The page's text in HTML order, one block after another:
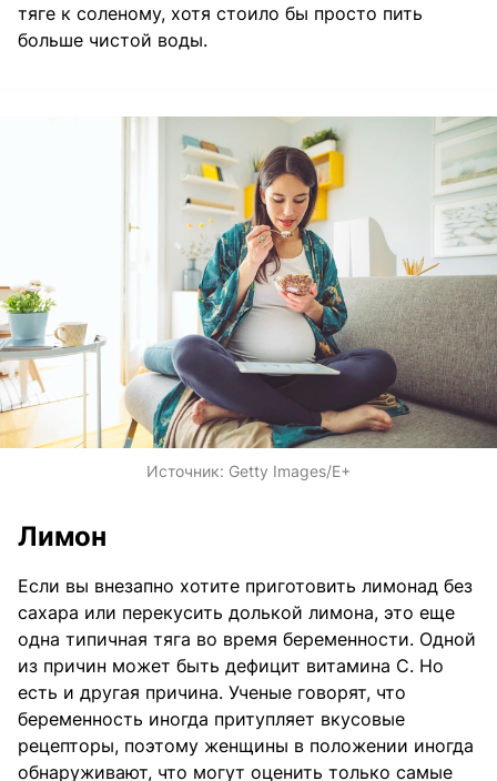
тяге к соленому, хотя стоило бы просто пить
больше чистой воды.
Источник: Getty Images/Е+
Лимон
Если вы внезапно хотите приготовить лимонад без
сахара или перекусить долькой лимона, это еще
одна типичная тяга во время беременности. Одной
из причин может быть дефицит витамина С. Но
есть и другая причина. Ученые говорят, что
беременность иногда притупляет вкусовые
рецепторы, поэтому женщины в положении иногда
обнаруживают, что могут оценить только самые